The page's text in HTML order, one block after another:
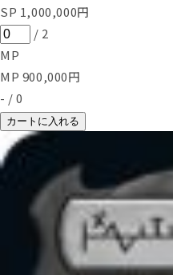
SP 1,000,000円
/ 2
MP
MP 900,000円
- / 0
カートに入れる